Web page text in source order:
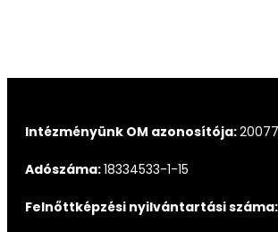
Intézményünk OM azonosítója:
Adószáma:18334533-1-15
Felnőttképzési nyilvántartási száma: